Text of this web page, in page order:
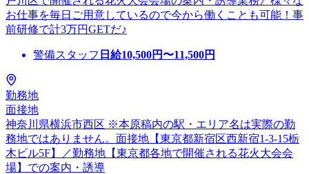
お仕事を毎日ご用意しているので今から働くことも可能！事
前研修で計3万円GETだ♪
警備スタッフ 日給10,500円〜11,500円
勤務地
面接地
神奈川県横浜市西区 ※本原稿内の駅・エリア名は実際の勤
務地ではありません。面接地【東京都新宿区西新宿1-3-15栃
木ビル5F】／勤務地【東京都各地で開催される花火大会会
場】での案内・誘導